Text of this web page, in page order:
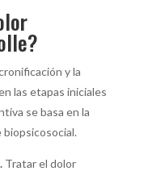
y la
las etapas iniciales
se basa en la
Tratar el dolor